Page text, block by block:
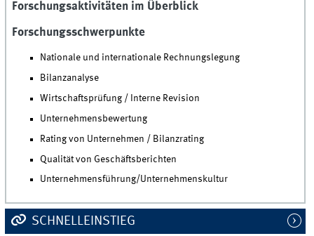
Forschungsaktivitäten im Überblick
Forschungsschwerpunkte
Nationale und internationale Rechnungslegung
Bilanzanalyse
Wirtschaftsprüfung / Interne Revision
Unternehmensbewertung
Rating von Unternehmen / Bilanzrating
Qualität von Geschäftsberichten
Unternehmensführung/Unternehmenskultur
SCHNELLEINSTIEG